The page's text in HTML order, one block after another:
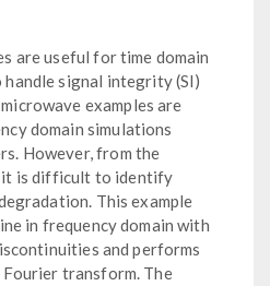
are useful for time domain
signal integrity (SI)
examples are
domain simulations
However, from the
it is difficult to identify
This example
in frequency domain with
and performs
transform. The